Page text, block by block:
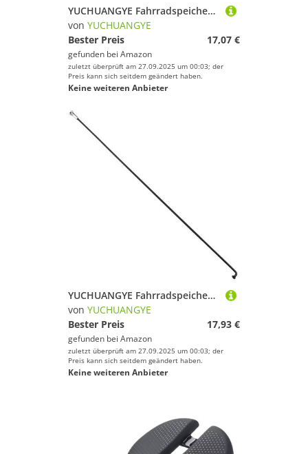
YUCHUANGYE Fahrradspeichen 10 Stück 14G Edelstahl-Fahrradspeichen(256MM)
von YUCHUANGYE
Bester Preis
17,07 €
gefunden bei Amazon
zuletzt überprüft am 27.09.2025 um 00:03; der
Preis kann sich seitdem geändert haben.
Keine weiteren Anbieter
YUCHUANGYE Fahrradspeichen 10 Stück Fahrradspeichen 14G, 2MM Durchmesser(269mm)
von YUCHUANGYE
Bester Preis
17,93 €
gefunden bei Amazon
zuletzt überprüft am 27.09.2025 um 00:03; der
Preis kann sich seitdem geändert haben.
Keine weiteren Anbieter